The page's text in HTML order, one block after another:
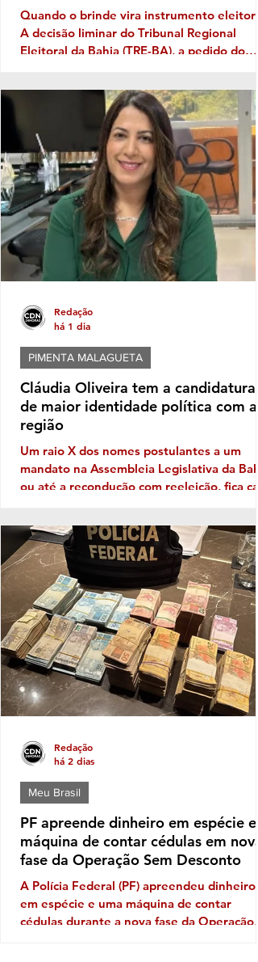
Quando o brinde vira instrumento eleitoral
A decisão liminar do Tribunal Regional
Eleitoral da Bahia (TRE-BA), a pedido do
à discussão uma prática que costuma
aparecer no período pré-eleitoral: a
tentativa de transformar eventos
em vitrines para promoção de nomes que
pretendem disputar as eleições. No caso
Itabela, segundo o Ministério Público
Eleitoral, a distribuição de bonés
personalizados com o nome de Jânio Natal
Cláudia Oliveira tem a candidatura
de maior identidade política com a
região
Um raio X dos nomes postulantes a um
mandato na Assembleia Legislativa da
ou até a recondução com reeleição, fica
Identidade com o eleitor de cada região.
território da Costa do Descobrimento, com
abrangência na Costa das Baleias, ou seja,
no grande Extremo Sul baiano, entre as
tantas candidaturas para ocupar uma vaga
de deputado (a) nas eleições de outubro
próximo a que mais aparece com solidez
política é a da deputada pessed
PIMENTA MALAGUETA
Redação
há 1 dia
PF apreende dinheiro em espécie e
máquina de contar cédulas em nova
fase da Operação Sem Desconto
A Polícia Federal (PF) apreendeu dinheiro
em espécie e uma máquina de contar
cédulas durante a nova fase da Operação
Meu Brasil
Redação
há 2 dias